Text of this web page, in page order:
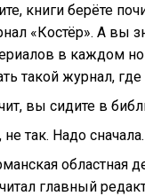
книги берёте
«Костёр». А вы
в каждом
такой журнал,
вы сидите в
не так. Надо
областная
главный